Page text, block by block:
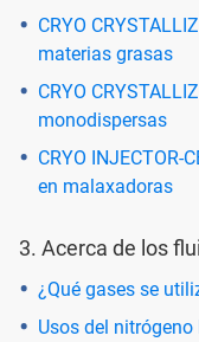
CRYO
materias grasas
CRYO
monodispersas
CRYO
en malaxadoras
3. Acerca de los
¿Qué gases se
Usos del